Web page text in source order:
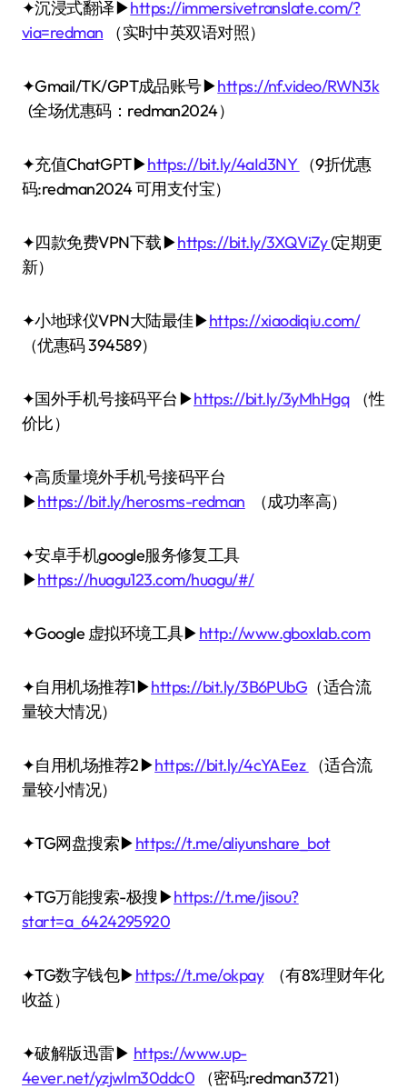
✦沉浸式翻译▶https://immersivetranslate.com/?
via=redman （实时中英双语对照）
✦Gmail/TK/GPT成品账号▶https://nf.video/RWN3k
(全场优惠码：redman2024）
✦充值ChatGPT▶https://bit.ly/4aId3NY （9折优惠
码:redman2024 可用支付宝）
✦四款免费VPN下载▶https://bit.ly/3XQViZy(定期更
新）
✦小地球仪VPN大陆最佳▶https://xiaodiqiu.com/
（优惠码 394589）
✦国外手机号接码平台▶https://bit.ly/3yMhHgq （性
价比）
✦高质量境外手机号接码平台
▶https://bit.ly/herosms-redman （成功率高）
✦安卓手机google服务修复工具
▶https://huagu123.com/huagu/#/
✦Google 虚拟环境工具▶http://www.gboxlab.com
✦自用机场推荐1▶https://bit.ly/3B6PUbG （适合流
量较大情况）
✦自用机场推荐2▶https://bit.ly/4cYAEez
（适合流
量较小情况）
✦TG网盘搜索▶https://t.me/aliyunshare_bot
✦TG万能搜索-极搜▶https://t.me/jisou?
start=a_6424295920
✦TG数字钱包▶https://t.me/okpay（有8%理财年化
收益）
✦破解版迅雷▶ https://www.up-
4ever.net/yzjwlm30ddc0 （密码:redman3721）